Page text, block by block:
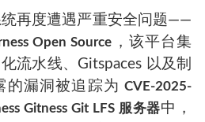
再度遭遇严重安全问题——
Open Source
，该平台集
流水线、Gitspaces 以及制
的漏洞被追踪为CVE-2025-
Gitness Git LFS 服务器中，